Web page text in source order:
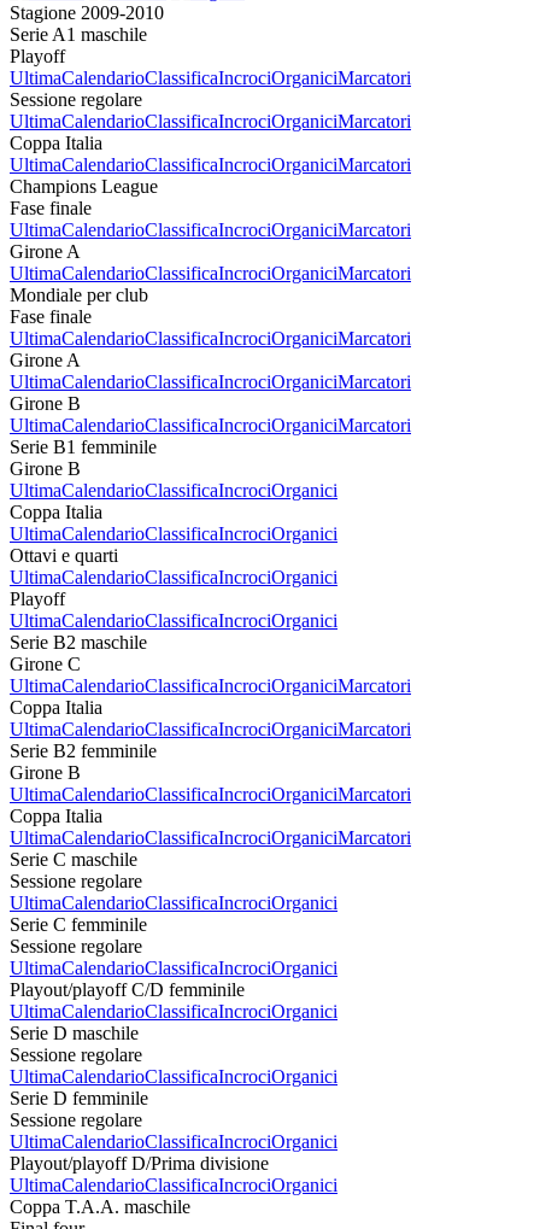
Stagione 2009-2010
Serie A1 maschile
Playoff
UltimaCalendarioClassificaIncrociOrganiciMarcatori
Sessione regolare
UltimaCalendarioClassificaIncrociOrganiciMarcatori
Coppa Italia
UltimaCalendarioClassificaIncrociOrganiciMarcatori
Champions League
Fase finale
UltimaCalendarioClassificaIncrociOrganiciMarcatori
Girone A
UltimaCalendarioClassificaIncrociOrganiciMarcatori
Mondiale per club
Fase finale
UltimaCalendarioClassificaIncrociOrganiciMarcatori
Girone A
UltimaCalendarioClassificaIncrociOrganiciMarcatori
Girone B
UltimaCalendarioClassificaIncrociOrganiciMarcatori
Serie B1 femminile
Girone B
UltimaCalendarioClassificaIncrociOrganici
Coppa Italia
UltimaCalendarioClassificaIncrociOrganici
Ottavi e quarti
UltimaCalendarioClassificaIncrociOrganici
Playoff
UltimaCalendarioClassificaIncrociOrganici
Serie B2 maschile
Girone C
UltimaCalendarioClassificaIncrociOrganiciMarcatori
Coppa Italia
UltimaCalendarioClassificaIncrociOrganiciMarcatori
Serie B2 femminile
Girone B
UltimaCalendarioClassificaIncrociOrganiciMarcatori
Coppa Italia
UltimaCalendarioClassificaIncrociOrganiciMarcatori
Serie C maschile
Sessione regolare
UltimaCalendarioClassificaIncrociOrganici
Serie C femminile
Sessione regolare
UltimaCalendarioClassificaIncrociOrganici
Playout/playoff C/D femminile
UltimaCalendarioClassificaIncrociOrganici
Serie D maschile
Sessione regolare
UltimaCalendarioClassificaIncrociOrganici
Serie D femminile
Sessione regolare
UltimaCalendarioClassificaIncrociOrganici
Playout/playoff D/Prima divisione
UltimaCalendarioClassificaIncrociOrganici
Coppa T.A.A. maschile